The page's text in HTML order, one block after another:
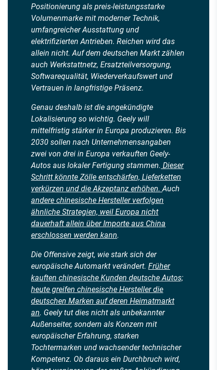
Positionierung als preis-leistungsstarke
Volumenmarke mit moderner Technik,
umfangreicher Ausstattung und
elektrifizierten Antrieben. Reichen wird das
allein nicht. Auf dem deutschen Markt zählen
auch Werkstattnetz, Ersatzteilversorgung,
Softwarequalität, Wiederverkaufswert und
Vertrauen in langfristige Präsenz.
Genau deshalb ist die angekündigte
Lokalisierung so wichtig. Geely will
mittelfristig stärker in Europa produzieren. Bis
2030 sollen nach Unternehmensangaben
zwei von drei in Europa verkauften Geely-
Autos aus lokaler Fertigung stammen. Dieser
Schritt könnte Zölle entschärfen, Lieferketten
verkürzen und die Akzeptanz erhöhen. Auch
andere chinesische Hersteller verfolgen
ähnliche Strategien, weil Europa nicht
dauerhaft allein über Importe aus China
erschlossen werden kann.
Die Offensive zeigt, wie stark sich der
europäische Automarkt verändert. Früher
kauften chinesische Kunden deutsche Autos;
heute greifen chinesische Hersteller die
deutschen Marken auf deren Heimatmarkt
an. Geely tut dies nicht als unbekannter
Außenseiter, sondern als Konzern mit
europäischer Erfahrung, starken
Tochtermarken und wachsender technischer
Kompetenz. Ob daraus ein Durchbruch wird,